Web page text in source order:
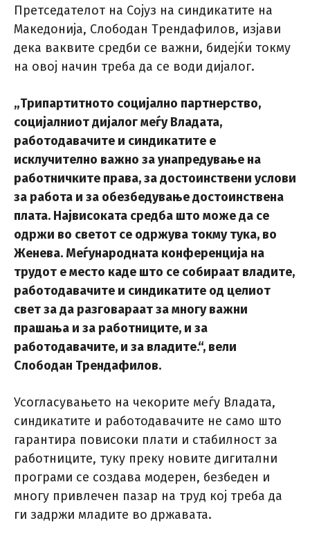
Претседателот на Сојуз на синдикатите на
Македонија, Слободан Трендафилов, изјави
дека ваквите средби се важни, бидејќи токму
на овој начин треба да се води дијалог.
„Трипартитното социјално партнерство,
социјалниот дијалог меѓу Владата,
работодавачите и синдикатите е
исклучително важно за унапредување на
работничките права, за достоинствени услови
за работа и за обезбедување достоинствена
плата. Највисоката средба што може да се
одржи во светот се одржува токму тука, во
Женева. Меѓународната конференција на
трудот е место каде што се собираат владите,
работодавачите и синдикатите од целиот
свет за да разговараат за многу важни
прашања и за работниците, и за
работодавачите, и за владите.“, вели
Слободан Трендафилов.
Усогласувањето на чекорите меѓу Владата,
синдикатите и работодавачите не само што
гарантира повисоки плати и стабилност за
работниците, туку преку новите дигитални
програми се создава модерен, безбеден и
многу привлечен пазар на труд кој треба да
ги задржи младите во државата.